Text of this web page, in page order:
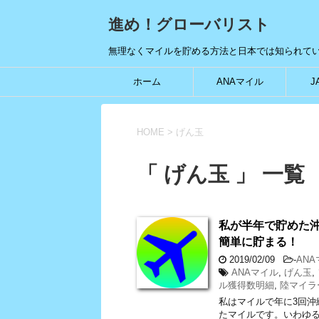
進め！グローバリスト
無理なくマイルを貯める方法と日本では知られ
ホーム ANAマイル
HOME > げん玉
「 げん玉 」 一覧
私が半年で貯めた
簡単に貯まる！
2019/02/09 -ANA
ANAマイル, げん玉,
ル獲得数明細, 陸マイラ
私はマイルで年に3回
たマイルです。いわゆ